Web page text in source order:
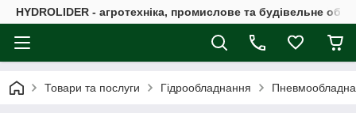
HYDROLIDER - агротехніка, промислове та будівельне
Товари та послуги Гідрообладнання